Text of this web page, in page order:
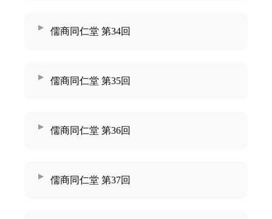
儒商同仁堂 第34回
儒商同仁堂 第35回
儒商同仁堂 第36回
儒商同仁堂 第37回